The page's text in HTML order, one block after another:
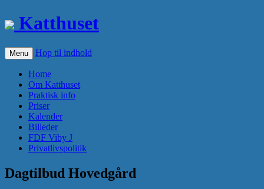
Katthuset
Menu Hop til indhold
Home
Om Katthuset
Praktisk info
Priser
Kalender
Billeder
FDF Viby J
Privatlivspolitik
Dagtilbud Hovedgård